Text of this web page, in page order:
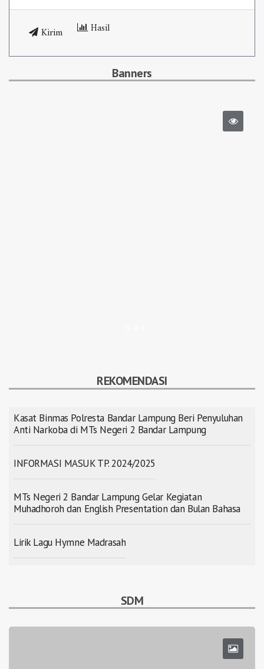
Kirim Hasil
Banners
REKOMENDASI
Kasat Binmas Polresta Bandar Lampung Beri Penyuluhan
Anti Narkoba di MTs Negeri 2 Bandar Lampung
INFORMASI MASUK TP. 2024/2025
MTs Negeri 2 Bandar Lampung Gelar Kegiatan
Muhadhoroh dan English Presentation dan Bulan Bahasa
Lirik Lagu Hymne Madrasah
SDM